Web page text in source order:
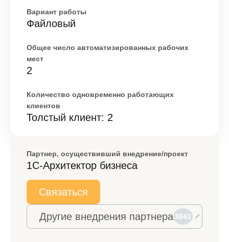
Вариант работы
Файловый
Общее число автоматизированных рабочих
мест
2
Количество одновременно работающих
клиентов
Толстый клиент: 2
Партнер, осуществивший внедрение/проект
1С-Архитектор бизнеса
Связаться
Другие внедрения партнера 3841